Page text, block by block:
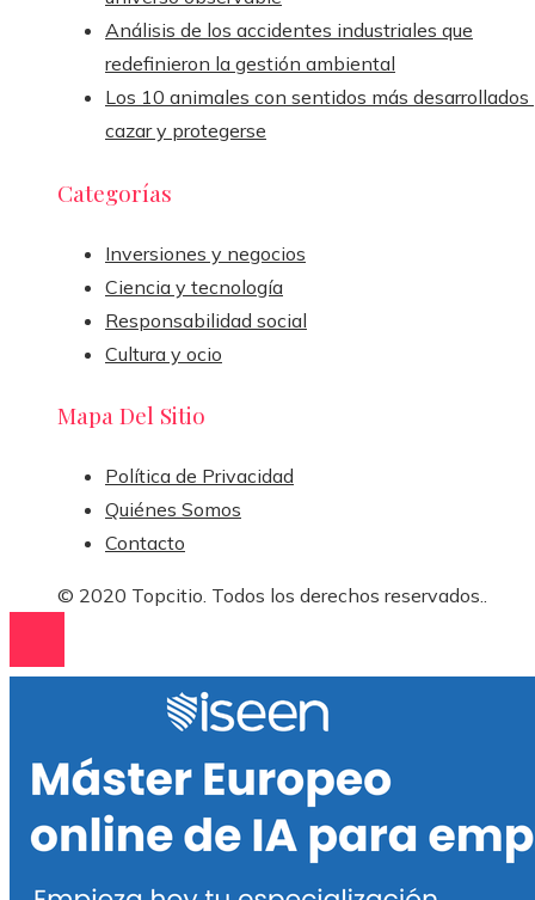
Análisis de los accidentes industriales que
redefinieron la gestión ambiental
Los 10 animales con sentidos más desarrollados
cazar y protegerse
Categorías
Inversiones y negocios
Ciencia y tecnología
Responsabilidad social
Cultura y ocio
Mapa Del Sitio
Política de Privacidad
Quiénes Somos
Contacto
© 2020 Topcitio. Todos los derechos reservados..